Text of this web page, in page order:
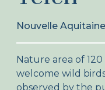
Nouvelle Aquitaine
Nature area of
welcome wild
observed by the